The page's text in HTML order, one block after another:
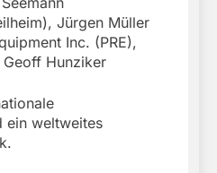
Jürgen Müller
Inc. (PRE),
Hunziker
ein weltweites